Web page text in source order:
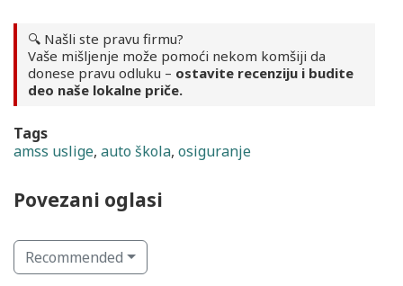
🔍 Našli ste pravu firmu?
Vaše mišljenje može pomoći nekom komšiji da
donese pravu odluku – ostavite recenziju i budite
deo naše lokalne priče.
Tags
amss uslige, auto škola, osiguranje
Povezani oglasi
Recommended